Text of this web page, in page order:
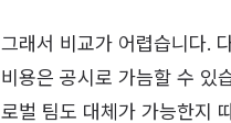
그래서 비교가 어렵습니다.
비용은 공시로 가늠할 수 있
로벌 팀도 대체가 가능한지